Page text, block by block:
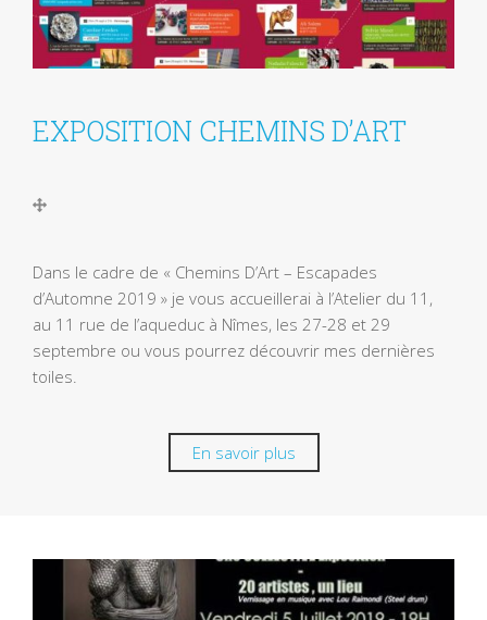
EXPOSITION CHEMINS D’ART
Dans le cadre de « Chemins D’Art – Escapades
d’Automne 2019 » je vous accueillerai à l’Atelier du 11,
au 11 rue de l’aqueduc à Nîmes, les 27-28 et 29
septembre ou vous pourrez découvrir mes dernières
toiles.
En savoir plus